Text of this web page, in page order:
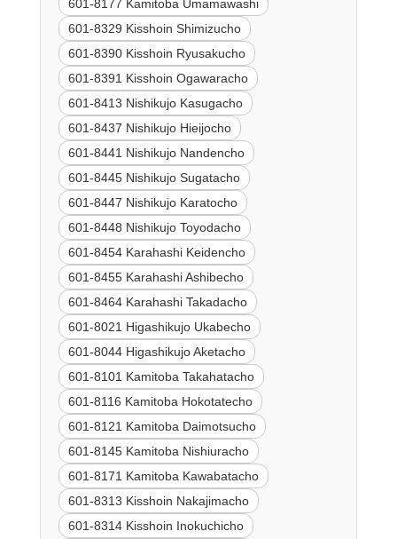
601-8177 Kamitoba Umamawashi
601-8329 Kisshoin Shimizucho
601-8390 Kisshoin Ryusakucho
601-8391 Kisshoin Ogawaracho
601-8413 Nishikujo Kasugacho
601-8437 Nishikujo Hieijocho
601-8441 Nishikujo Nandencho
601-8445 Nishikujo Sugatacho
601-8447 Nishikujo Karatocho
601-8448 Nishikujo Toyodacho
601-8454 Karahashi Keidencho
601-8455 Karahashi Ashibecho
601-8464 Karahashi Takadacho
601-8021 Higashikujo Ukabecho
601-8044 Higashikujo Aketacho
601-8101 Kamitoba Takahatacho
601-8116 Kamitoba Hokotatecho
601-8121 Kamitoba Daimotsucho
601-8145 Kamitoba Nishiuracho
601-8171 Kamitoba Kawabatacho
601-8313 Kisshoin Nakajimacho
601-8314 Kisshoin Inokuchicho